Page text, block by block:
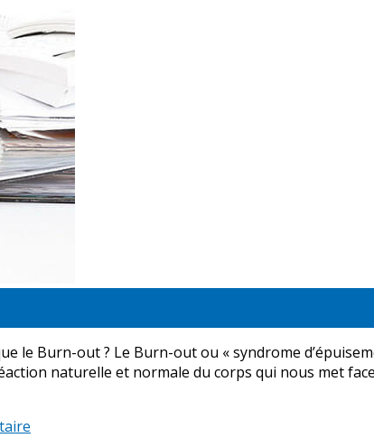
le Burn-out ? Le Burn-out ou « syndrome
naturelle et normale du corps qui nous met